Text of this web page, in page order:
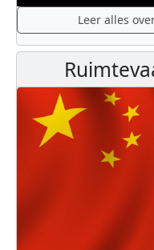
Leer alles